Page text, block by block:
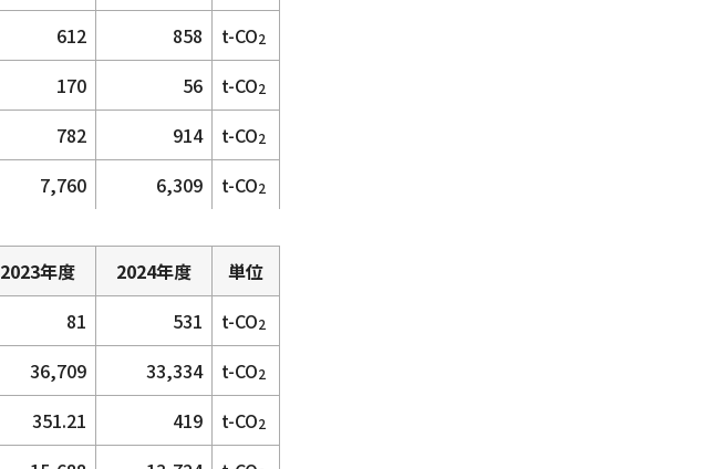
612 858 t-CO2
170 56 t-CO2
782 914 t-CO2
7,760 6,309 t-CO2
2023年度 2024年度 単位
81 531 t-CO2
36,709 33,334 t-CO2
351.21 419 t-CO2